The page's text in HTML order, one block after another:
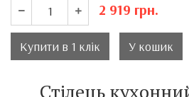
2 919 грн.
Купити в 1 клік У кошик
Стілець